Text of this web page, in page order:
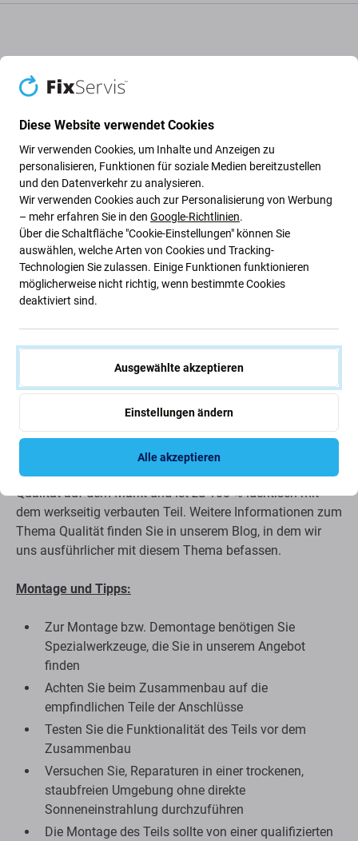
Akku für Huawei Mate 20 Lite SNE-LX1
SNE-L21
Wenn der Akku von Huawei Mate 20 Lite SNE-LX1 SNE-
L21 aufgebläht ist oder an Kapazität verloren hat, muss er
ersetzt werden.
Wann muss die Batterie ausgetauscht werden?
die Batterie ist aufgeblasen
das Gerät entlädt sich schnell
das Gerät überhitzt
das Gerät kann nicht zu 100 % geladen werden
das Gerät zeigt den Batteriestatus nicht korrekt an
Qualität der Ersatzteile
Qualität: Original-Servicepaket– ein Ersatzteil ist ein
Originalteil, d. h. es wird vom Gerätehersteller Huawei
geliefert. Das Ersatzteil entspricht der höchstmöglichen
Qualität auf dem Markt und ist zu 100 % identisch mit
dem werkseitig verbauten Teil. Weitere Informationen zum
Thema Qualität finden Sie in unserem Blog, in dem wir
uns ausführlicher mit diesem Thema befassen.
Montage und Tipps:
Zur Montage bzw. Demontage benötigen Sie
Spezialwerkzeuge, die Sie in unserem Angebot
finden
Achten Sie beim Zusammenbau auf die
empfindlichen Teile der Anschlüsse
Testen Sie die Funktionalität des Teils vor dem
Zusammenbau
Versuchen Sie, Reparaturen in einer trockenen,
staubfreien Umgebung ohne direkte
Sonneneinstrahlung durchzuführen
Die Montage des Teils sollte von einer qualifizierten
Diese Website verwendet Cookies
Wir verwenden Cookies, um Inhalte und Anzeigen zu
personalisieren, Funktionen für soziale Medien bereitzustellen
und den Datenverkehr zu analysieren.
Wir verwenden Cookies auch zur Personalisierung von Werbung
– mehr erfahren Sie in den Google-Richtlinien.
Über die Schaltfläche "Cookie-Einstellungen" können Sie
auswählen, welche Arten von Cookies und Tracking-
Technologien Sie zulassen. Einige Funktionen funktionieren
möglicherweise nicht richtig, wenn bestimmte Cookies
deaktiviert sind.
Ausgewählte akzeptieren
Einstellungen ändern
Alle akzeptieren